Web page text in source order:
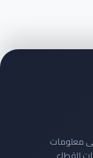
معلومات